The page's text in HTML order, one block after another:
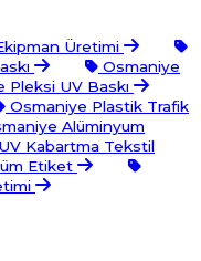
Üretimi
Osmaniye
Pleksi UV Baskı
Osmaniye Plastik Trafik
Alüminyum
Kabartma Tekstil
Etiket